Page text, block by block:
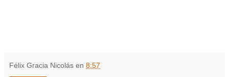
Félix Gracia Nicolás en 8:57